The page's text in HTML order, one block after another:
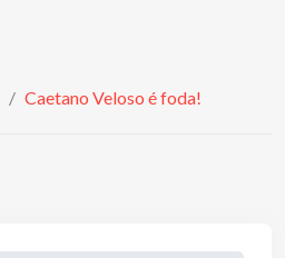
/ Caetano Veloso é foda!